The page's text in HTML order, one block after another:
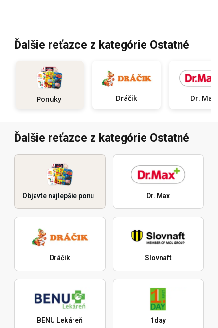
Ďalšie reťazce z kategórie Ostatné
Ponuky Dráčik Dr. Max
Ďalšie reťazce z kategórie Ostatné
Objavte najlepšie ponuky Dr. Max
Dráčik Slovnaft
BENU Lekáreň 1day